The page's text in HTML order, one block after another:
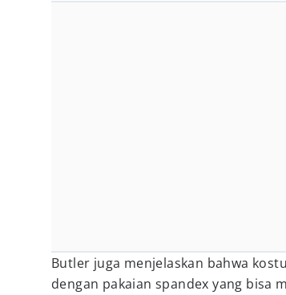
Butler juga menjelaskan bahwa
dengan pakaian spandex yang bisa